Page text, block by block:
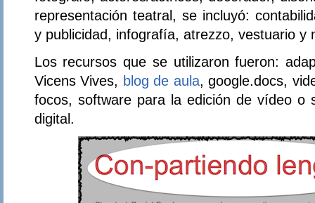
representación teatral, se incluyó:
y publicidad, infografía, atrezzo, vestuario y
Los recursos que se utilizaron fueron:
Vicens Vives, blog de aula, google.docs,
focos, software para la edición de vídeo o
digital.